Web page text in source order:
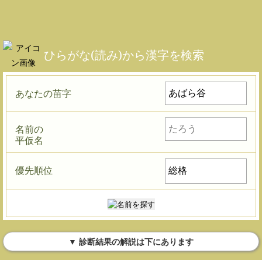
ひらがな(読み)から漢字を検索
あなたの苗字
名前の
平仮名
優先順位
▼ 診断結果の解説は下にあります